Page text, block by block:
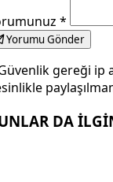
*
Yorumu Gönder
gereği ip
DA